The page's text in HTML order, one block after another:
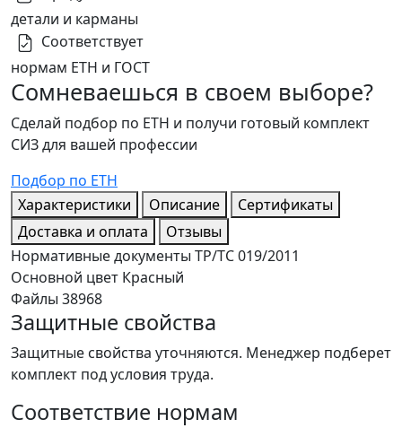
детали и карманы
Соответствует
нормам ЕТН и ГОСТ
Сомневаешься в своем выборе?
Сделай подбор по ЕТН и получи готовый комплект
СИЗ для вашей профессии
Подбор по ЕТН
Характеристики
Описание
Сертификаты
Доставка и оплата
Отзывы
Нормативные документы ТР/ТС 019/2011
Основной цвет Красный
Файлы 38968
Защитные свойства
Защитные свойства уточняются. Менеджер подберет
комплект под условия труда.
Соответствие нормам